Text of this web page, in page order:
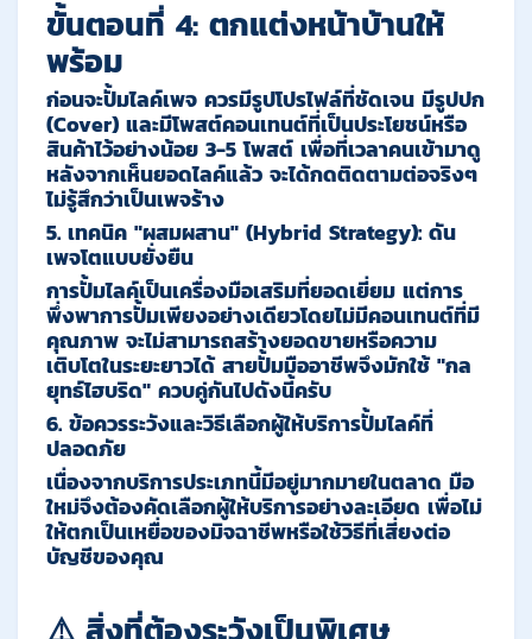
ขั้นตอนที่ 4: ตกแต่งหน้าบ้านให้
พร้อม
ก่อนจะปั้มไลค์เพจ ควรมีรูปโปรไฟล์ที่ชัดเจน มีรูปปก
(Cover) และมีโพสต์คอนเทนต์ที่เป็นประโยชน์หรือ
สินค้าไว้อย่างน้อย 3-5 โพสต์ เพื่อที่เวลาคนเข้ามาดู
หลังจากเห็นยอดไลค์แล้ว จะได้กดติดตามต่อจริงๆ
ไม่รู้สึกว่าเป็นเพจร้าง
5. เทคนิค "ผสมผสาน" (Hybrid Strategy): ดัน
เพจโตแบบยั่งยืน
การปั้มไลค์เป็นเครื่องมือเสริมที่ยอดเยี่ยม แต่การ
พึ่งพาการปั้มเพียงอย่างเดียวโดยไม่มีคอนเทนต์ที่มี
คุณภาพ จะไม่สามารถสร้างยอดขายหรือความ
เติบโตในระยะยาวได้ สายปั้มมืออาชีพจึงมักใช้"กล
ยุทธ์ไฮบริด" ควบคู่กันไปดังนี้ครับ
6. ข้อควรระวังและวิธีเลือกผู้ให้บริการปั้มไลค์ที่
ปลอดภัย
เนื่องจากบริการประเภทนี้มีอยู่มากมายในตลาด มือ
ใหม่จึงต้องคัดเลือกผู้ให้บริการอย่างละเอียด เพื่อไม่
ให้ตกเป็นเหยื่อของมิจฉาชีพหรือใช้วิธีที่เสี่ยงต่อ
บัญชีของคุณ